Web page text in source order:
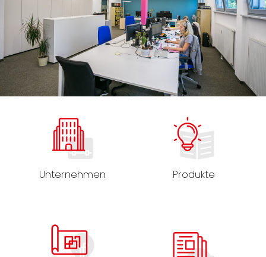
Unternehmen Produkte